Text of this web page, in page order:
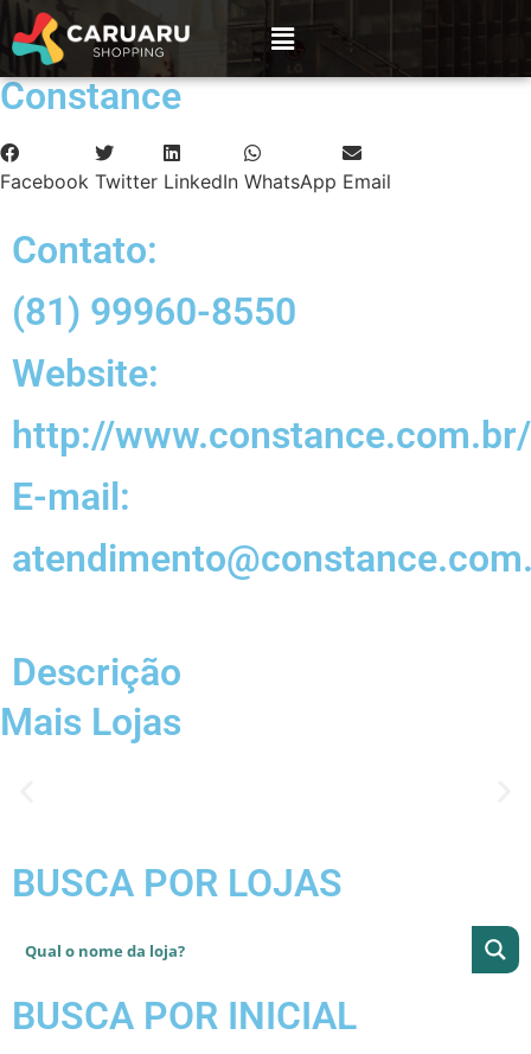
Constance
Facebook Twitter LinkedIn WhatsApp Email
Contato:
(81) 99960-8550
Website:
http://www.constance.com.br/
E-mail:
Descrição
Mais Lojas
BUSCA POR LOJAS
BUSCA POR INICIAL